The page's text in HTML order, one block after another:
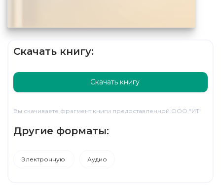
Скачать книгу:
Скачать книгу
Вы скачиваете фрагмент книги предоставленной ООО "ИТ"
Другие форматы:
Электронную Аудио